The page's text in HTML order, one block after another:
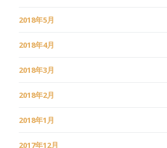
2018年5月
2018年4月
2018年3月
2018年2月
2018年1月
2017年12月